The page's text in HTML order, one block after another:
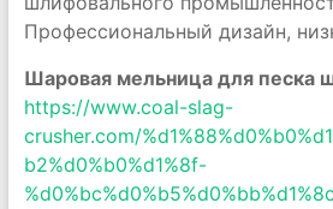
Профессиональный дизайн,
Шаровая мельница для песка
https://www.coal-slag-
crusher.com/
b2%d0%b0%d1%8f-